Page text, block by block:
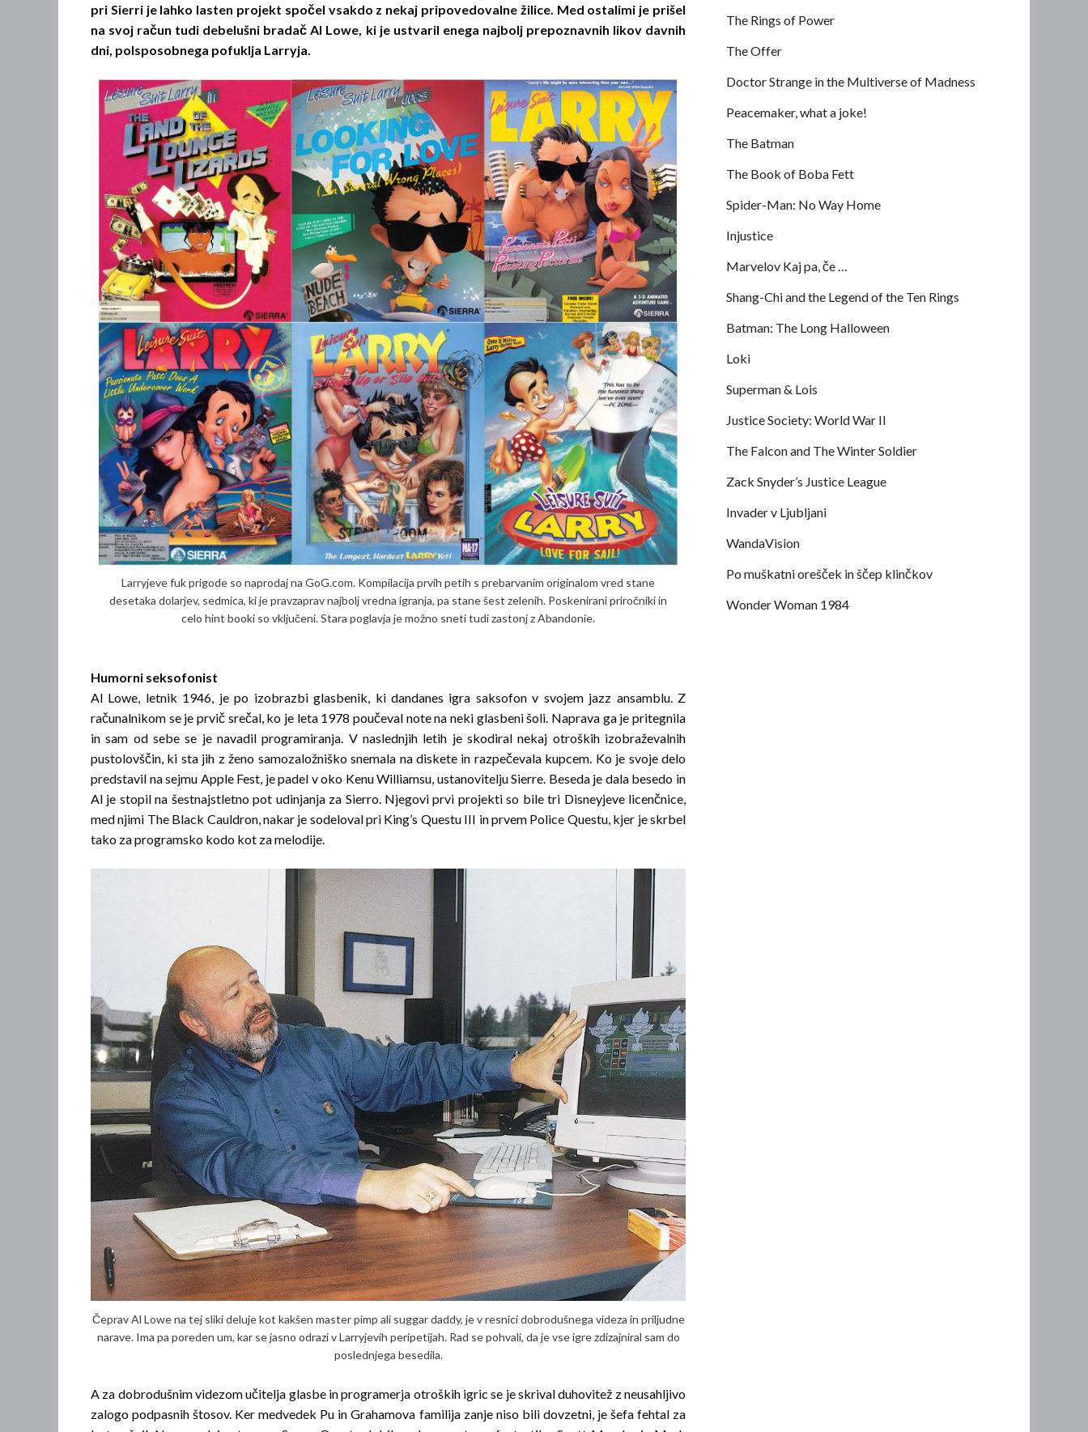
pri Sierri je lahko lasten projekt spočel vsakdo z nekaj pripovedovalne žilice. Med ostalimi je prišel
na svoj račun tudi debelušni bradač Al Lowe, ki je ustvaril enega najbolj prepoznavnih likov davnih
dni, polsposobnega pofuklja Larryja.
Larryjeve fuk prigode so naprodaj na GoG.com. Kompilacija prvih petih s prebarvanim originalom vred stane
desetaka dolarjev, sedmica, ki je pravzaprav najbolj vredna igranja, pa stane šest zelenih. Poskenirani priročniki in
celo hint booki so vključeni. Stara poglavja je možno sneti tudi zastonj z Abandonie.
Humorni seksofonist
Al Lowe, letnik 1946, je po izobrazbi glasbenik, ki dandanes igra saksofon v svojem jazz ansamblu. Z
računalnikom se je prvič srečal, ko je leta 1978 poučeval note na neki glasbeni šoli. Naprava ga je pritegnila
in sam od sebe se je navadil programiranja. V naslednjih letih je skodiral nekaj otroških izobraže­val­nih
pustolovščin, ki sta jih z ženo samozaložniško snemala na diskete in razpečevala kupcem. Ko je svoje delo
predstavil na sejmu Apple Fest, je padel v oko Kenu Williamsu, ustanovitelju Sierre. Beseda je dala besedo in
Al je stopil na šestnajstletno pot udinjanja za Sierro. Njegovi prvi projekti so bile tri Disneyjeve licenčnice,
med njimi The Black Cauldron, nakar je sodeloval pri King’s Questu III in prvem Police Ques­tu, kjer je skrbel
tako za programsko kodo kot za melodije.
Čeprav Al Lowe na tej sliki deluje kot kakšen mas­ter pimp ali suggar daddy, je v resnici dobroduš­ne­ga videza in priljudne
narave. Ima pa poreden um, kar se jasno odrazi v Larryjevih peripetijah. Rad se pohvali, da je vse igre zdizajniral sam do
poslednjega besedila.
A za dobrodušnim videzom učitelja glasbe in programerja otroških igric se je skrival duhovitež z neusahljivo
zalogo podpasnih štosov. Ker medvedek Pu in Grahamova familija zanje niso bili dovzetni, je šefa fehtal za
The Rings of Power
The Offer
Doctor Strange in the Multiverse of Madness
Peacemaker, what a joke!
The Batman
The Book of Boba Fett
Spider-Man: No Way Home
Injustice
Marvelov Kaj pa, če …
Shang-Chi and the Legend of the Ten Rings
Batman: The Long Halloween
Loki
Superman & Lois
Justice Society: World War II
The Falcon and The Winter Soldier
Zack Snyder’s Justice League
Invader v Ljubljani
WandaVision
Po muškatni orešček in ščep klinčkov
Wonder Woman 1984